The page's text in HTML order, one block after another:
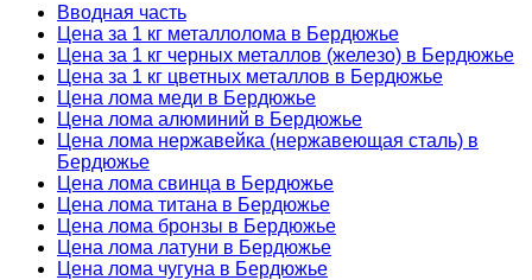
Вводная часть
Цена за 1 кг металлолома в Бердюжье
Цена за 1 кг черных металлов (железо) в Бердюжье
Цена за 1 кг цветных металлов в Бердюжье
Цена лома меди в Бердюжье
Цена лома алюминий в Бердюжье
Цена лома нержавейка (нержавеющая сталь) в
Бердюжье
Цена лома свинца в Бердюжье
Цена лома титана в Бердюжье
Цена лома бронзы в Бердюжье
Цена лома латуни в Бердюжье
Цена лома чугуна в Бердюжье